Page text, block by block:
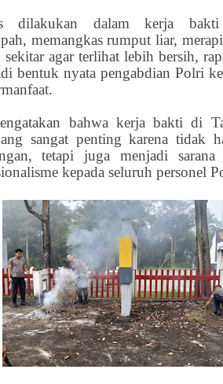
dilakukan dalam kerja
memangkas rumput liar,
agar terlihat lebih bersih,
bentuk nyata pengabdian Polri
bahwa kerja bakti di
sangat penting karena tidak
tetapi juga menjadi sarana
kepada seluruh personel